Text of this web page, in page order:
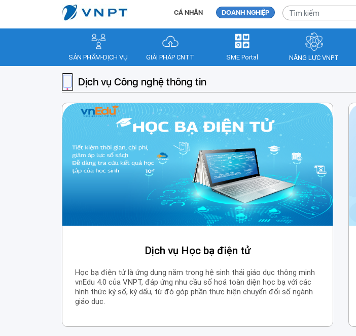
CÁ NHÂN DOANH NGHIỆP
SẢN PHẨM-DỊCH VỤ GIẢI PHÁP CNTT SME Portal NĂNG LỰC VNPT
Dịch vụ Công nghệ thông tin
Dịch vụ Học bạ điện tử
Học bạ điện tử là ứng dụng nằm trong hệ sinh thái giáo dục thông minh
vnEdu 4.0 của VNPT, đáp ứng nhu cầu số hoá toàn diện học bạ với các
hình thức ký số, ký dấu, từ đó góp phần thực hiện chuyển đổi số ngành
giáo dục.